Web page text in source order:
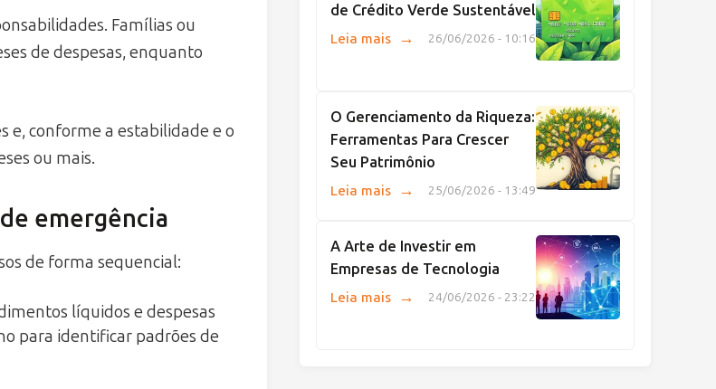
Famílias ou
de despesas, enquanto
e, conforme a estabilidade e o
ou mais.
emergência
de forma sequencial:
líquidos e despesas
para identificar padrões de
de Crédito Verde Sustentável
26/06/2026 - 10:16
Leia mais →
O Gerenciamento da Riqueza:
Ferramentas Para Crescer
Seu Patrimônio
25/06/2026 - 13:49
Leia mais →
A Arte de Investir em
Empresas de Tecnologia
24/06/2026 - 23:22
Leia mais →